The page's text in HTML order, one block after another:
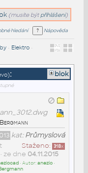
(musíte být přihlášeni)
hledání Nápověda
• Elektro•
: blok
kat:Průmyslová
Staženo: 318x
ze dne 04.11.2015
• Autor:anezio•